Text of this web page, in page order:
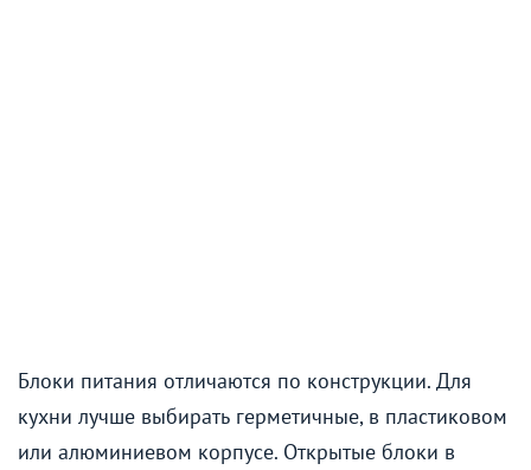
Блоки питания отличаются по конструкции. Для
кухни лучше выбирать герметичные, в пластиковом
или алюминиевом корпусе. Открытые блоки в